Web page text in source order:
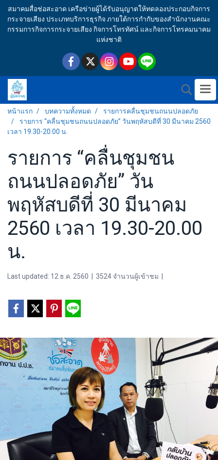
สมาคมสื่อช่อสะอาด เครือข่ายผู้ได้รับอนุญาตให้ทดลองประกอบกิจการ
กระจายเสียง ประเภทบริการธุรกิจ ภายใต้การกำกับของสำนักงานคณะ
กรรมการกิจการกระจายเสียง กิจการโทรทัศน์ และกิจการโทรคมนาคม
แห่งชาติ
หน้าแรก บทความทั้งหมด
รายการคลื่นชุมชนถนนปลอดภัย
รายการ “คลื่นชุมชนถนนปลอดภัย” วันพฤหัสบดีที่ 30 มีนาคม 2560
เวลา 19.30-20.00 น.
รายการ “คลื่นชุมชน
ถนนปลอดภัย” วัน
พฤหัสบดีที่ 30 มีนาคม
2560 เวลา 19.30-20.00
น.
Last updated: 12 ธ.ค. 2560 3524 จำนวนผู้เข้าชม